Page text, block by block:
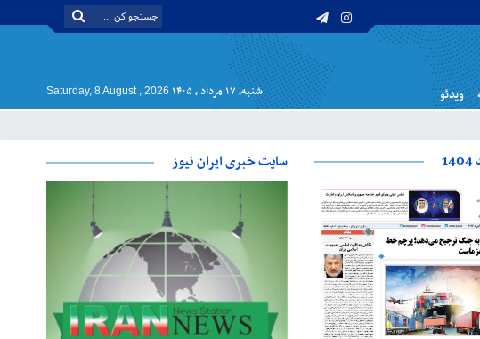
ویدئو شنبه, ۱۷ مرداد , ۱۴۰۵ Saturday, 8 August , 2026
سایت خبری ایران نیوز